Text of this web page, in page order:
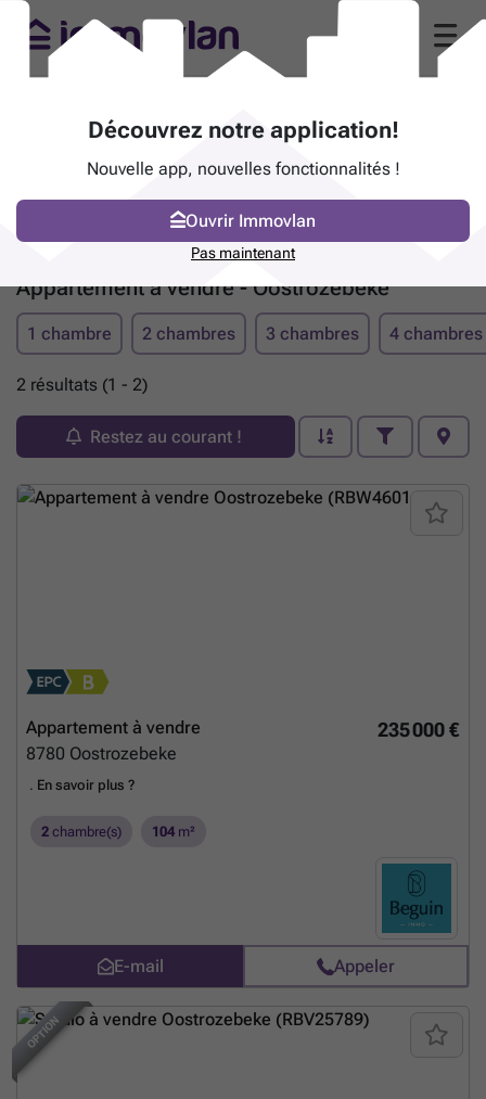
Appartement à vendre - Oostrozebeke
1 chambre 2 chambres 3 chambres 4 chambres
2 résultats (1 - 2)
Restez au courant !
235 000 €
Appartement à vendre
8780 Oostrozebeke
. En savoir plus ?
2 chambre(s) 104 m²
E-mail Appeler
OPTION
Découvrez notre application!
Nouvelle app, nouvelles fonctionnalités !
Ouvrir Immovlan
Pas maintenant